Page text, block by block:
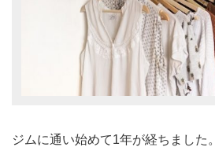
ジムに通い始めて1年が経ちました。